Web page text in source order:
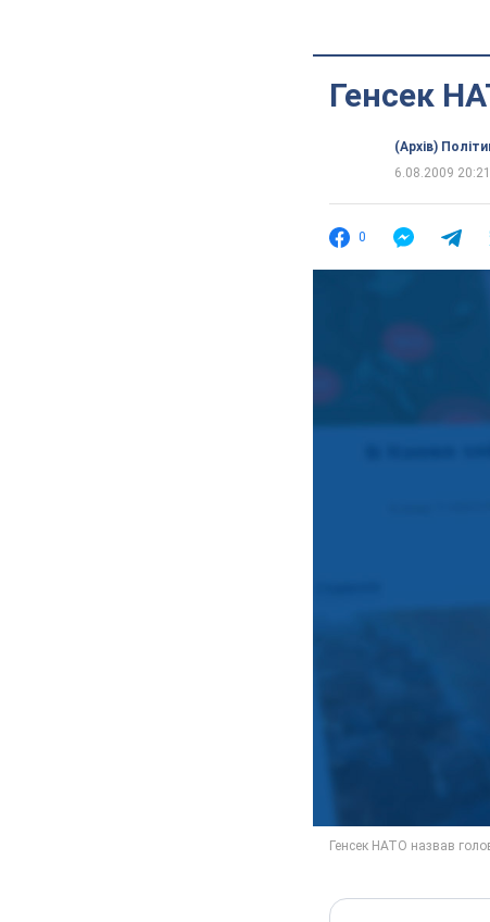
Генсек
(Архів)
6.08.2009 20:21
0